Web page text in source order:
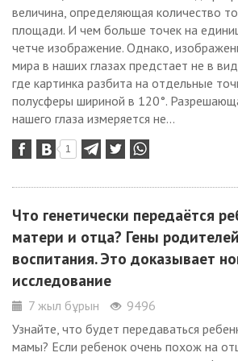
величина, определяющая количество
площади. И чем больше точек на
четче изображение. Однако,
мира в наших глазах предстает не в
где картинка разбита на отдельные
полусферы шириной в 120°.
нашего глаза измеряется не...
1
Что генетически передаётся
матери и отца? Гены
воспитания. Это доказывает
исследование
7 жыл бұрын
9496
Узнайте, что будет передаваться
мамы? Если ребенок очень похож на